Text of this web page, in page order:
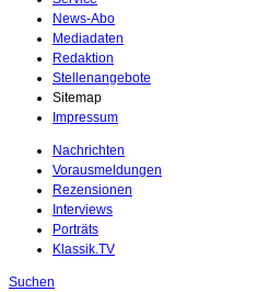
News-Abo
Mediadaten
Redaktion
Stellenangebote
Sitemap
Impressum
Nachrichten
Vorausmeldungen
Rezensionen
Interviews
Porträts
Klassik.TV
Suchen